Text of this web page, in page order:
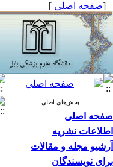
[صفحه اصلی ]
بخش‌های اصلی
صفحه اصلی
اطلاعات نشریه
آرشیو مجله و مقالات
برای نویسندگان